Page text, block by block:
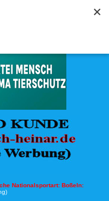
Nationalsportart: Boßeln: